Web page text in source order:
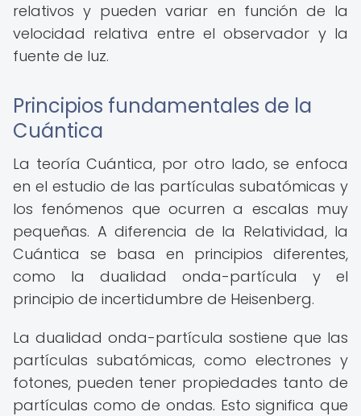
relativos y pueden variar en función de la
velocidad relativa entre el observador y la
fuente de luz.
Principios fundamentales de la
Cuántica
La teoría Cuántica, por otro lado, se enfoca
en el estudio de las partículas subatómicas y
los fenómenos que ocurren a escalas muy
pequeñas. A diferencia de la Relatividad, la
Cuántica se basa en principios diferentes,
como la dualidad onda-partícula y el
principio de incertidumbre de Heisenberg.
La dualidad onda-partícula sostiene que las
partículas subatómicas, como electrones y
fotones, pueden tener propiedades tanto de
partículas como de ondas. Esto significa que